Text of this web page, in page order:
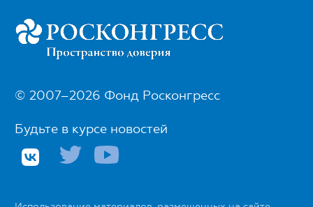
© 2007–2026 Фонд Росконгресс
Будьте в курсе новостей